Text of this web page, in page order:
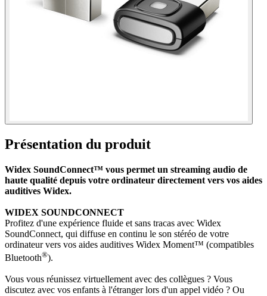
Présentation du produit
Widex SoundConnect™ vous permet un streaming audio de
haute qualité depuis votre ordinateur directement vers vos aides
auditives Widex.
WIDEX SOUNDCONNECT
Profitez d'une expérience fluide et sans tracas avec Widex
SoundConnect, qui diffuse en continu le son stéréo de votre
ordinateur vers vos aides auditives Widex Moment™ (compatibles
Bluetooth®).
Vous vous réunissez virtuellement avec des collègues ? Vous
discutez avec vos enfants à l'étranger lors d'un appel vidéo ? Ou